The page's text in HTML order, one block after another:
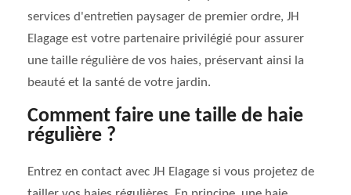
services d'entretien paysager de premier ordre, JH
Elagage est votre partenaire privilégié pour assurer
une taille régulière de vos haies, préservant ainsi la
beauté et la santé de votre jardin.
Comment faire une taille de haie
régulière ?
Entrez en contact avec JH Elagage si vous projetez de